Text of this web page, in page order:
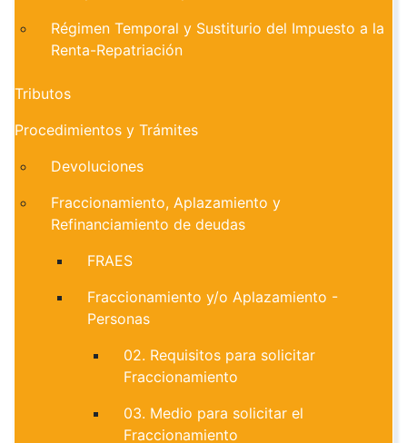
Régimen Temporal y Sustiturio del Impuesto a la
Renta-Repatriación
Tributos
Procedimientos y Trámites
Devoluciones
Fraccionamiento, Aplazamiento y
Refinanciamiento de deudas
FRAES
Fraccionamiento y/o Aplazamiento -
Personas
02. Requisitos para solicitar
Fraccionamiento
03. Medio para solicitar el
Fraccionamiento